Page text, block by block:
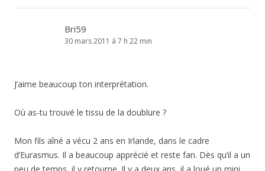
Bri59
30 mars 2011 à 7 h 22 min
J’aime beaucoup ton interprétation.
Où as-tu trouvé le tissu de la doublure ?
Mon fils aîné a vécu 2 ans en Irlande, dans le cadre
d’Eurasmus. Il a beaucoup apprécié et reste fan. Dès qu’il a un